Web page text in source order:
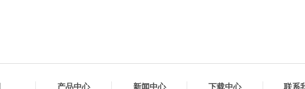
产品中心 新闻中心 下载中心 联系